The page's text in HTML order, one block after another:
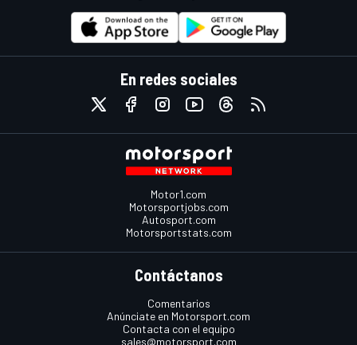
En redes sociales
Motor1.com
Motorsportjobs.com
Autosport.com
Motorsportstats.com
Contáctanos
Comentarios
Anúnciate en Motorsport.com
Contacta con el equipo
sales@motorsport.com